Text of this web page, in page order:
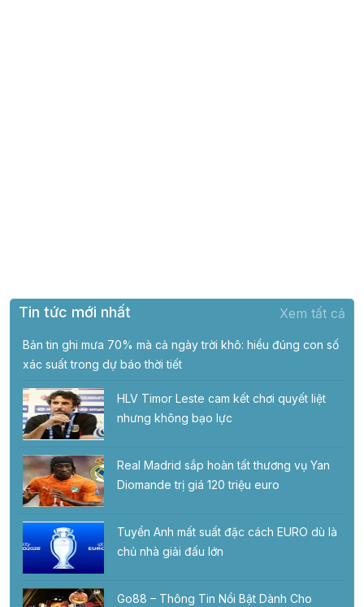
Tin tức mới nhất Xem tất cả
Bản tin ghi mưa 70% mà cả ngày trời khô: hiểu đúng con số
xác suất trong dự báo thời tiết
HLV Timor Leste cam kết chơi quyết liệt
nhưng không bạo lực
Real Madrid sắp hoàn tất thương vụ Yan
Diomande trị giá 120 triệu euro
Tuyển Anh mất suất đặc cách EURO dù là
chủ nhà giải đấu lớn
Go88 – Thông Tin Nổi Bật Dành Cho